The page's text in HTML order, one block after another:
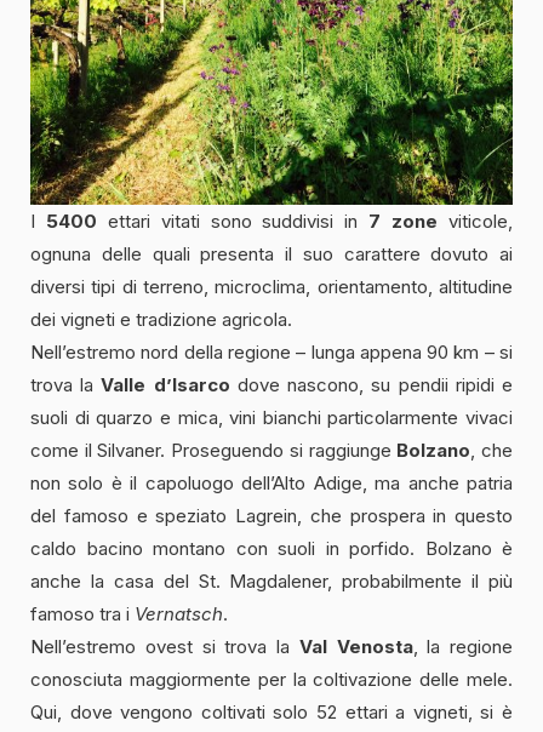
I 5400 ettari vitati sono suddivisi in 7 zone viticole,
ognuna delle quali presenta il suo carattere dovuto ai
diversi tipi di terreno, microclima, orientamento, altitudine
dei vigneti e tradizione agricola.
Nell’estremo nord della regione – lunga appena 90 km – si
trova laValle d’Isarco dove nascono, su pendii ripidi e
suoli di quarzo e mica, vini bianchi particolarmente vivaci
come il Silvaner. Proseguendo si raggiunge Bolzano, che
non solo è il capoluogo dell’Alto Adige, ma anche patria
del famoso e speziato Lagrein, che prospera in questo
caldo bacino montano con suoli in porfido. Bolzano è
anche la casa del St. Magdalener, probabilmente il più
famoso tra i Vernatsch.
Nell’estremo ovest si trova la Val Venosta, la regione
conosciuta maggiormente per la coltivazione delle mele.
Qui, dove vengono coltivati ​​solo 52 ettari a vigneti, si è